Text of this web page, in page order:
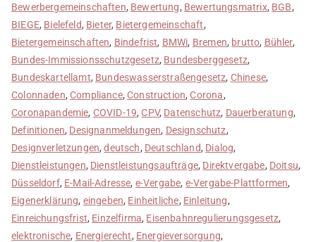
Bewerbergemeinschaften, Bewertung, Bewertungsmatrix, BGB,
BIEGE, Bielefeld, Bieter, Bietergemeinschaft,
Bietergemeinschaften, Bindefrist, BMWi, Bremen, brutto, Bühler,
Bundes-Immissionsschutzgesetz, Bundesberggesetz,
Bundeskartellamt, Bundeswasserstraßengesetz, Chinese,
Colonnaden,Compliance,Construction,Corona,
Coronapandemie, COVID-19,CPV, Datenschutz, Dauerberatung,
Definitionen, Designanmeldungen, Designschutz,
Designverletzungen,deutsch, Deutschland, Dialog,
Dienstleistungen, Dienstleistungsaufträge, Direktvergabe, Doitsu,
Düsseldorf, E-Mail-Adresse, e-Vergabe, e-Vergabe-Plattformen,
Eigenerklärung, eingeben, Einheitliche, Einleitung,
Einreichungsfrist, Einzelfirma, Eisenbahnregulierungsgesetz,
elektronische, Energierecht, Energieversorgung,